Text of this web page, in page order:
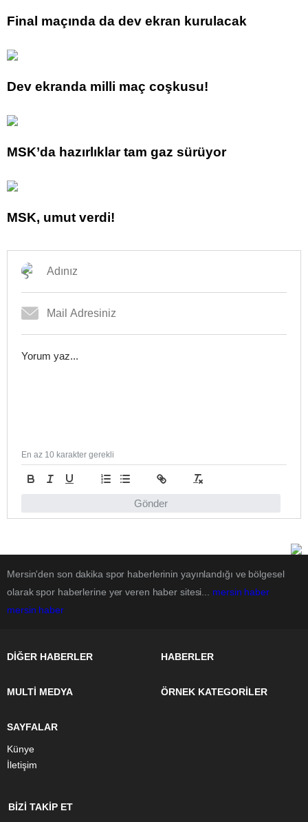
Final maçında da dev ekran kurulacak
Dev ekranda milli maç coşkusu!
MSK’da hazırlıklar tam gaz sürüyor
MSK, umut verdi!
Gönder
En az 10 karakter gerekli
Mersin'den son dakika spor haberlerinin yayınlandığı ve bölgesel
olarak spor haberlerine yer veren haber sitesi... mersin haber
mersin haber
DİĞER HABERLER HABERLER
MULTİ MEDYA ÖRNEK KATEGORİLER
SAYFALAR
Künye
İletişim
BİZİ TAKİP ET